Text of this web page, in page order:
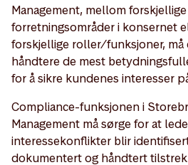
Management, mellom
forretningsområder i konsernet
forskjellige roller/funksjoner, må
håndtere de mest
for å sikre kundenes interesser
Compliance-funksjonen i
Management må sørge for at
interessekonflikter blir
dokumentert og håndtert